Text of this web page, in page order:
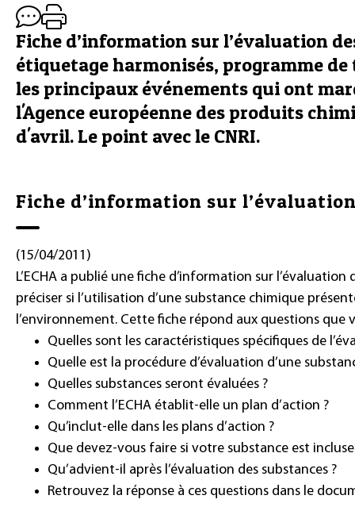
Fiche d’information sur l’évaluation
étiquetage harmonisés, programme de
les principaux événements qui ont
l'Agence européenne des produits
d'avril. Le point avec le CNRI.
Fiche d’information sur
(15/04/2011)
L’ECHA a publié une fiche d’information sur
préciser si l’utilisation d’une substance chimique
l’environnement. Cette fiche répond aux questions que
Quelles sont les caractéristiques spécifiques de
Quelle est la procédure d’évaluation d’une
Quelles substances seront évaluées ?
Comment l’ECHA établit-elle un plan d’action ?
Qu’inclut-elle dans les plans d’action ?
Que devez-vous faire si votre substance est
Qu’advient-il après l’évaluation des substances ?
Retrouvez la réponse à ces questions dans le